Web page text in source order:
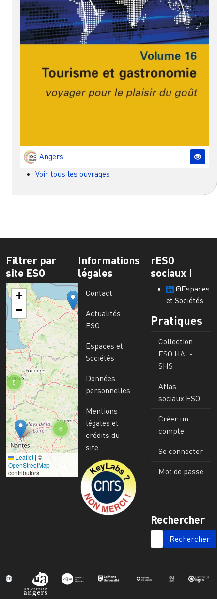
Angers
Voir tous les ouvrages
Filtrer par
site ESO
6
5
+
−
Leaflet | ©
OpenStreetMap
contributors
Informations
légales
Contact
Actualités
ESO
Espaces et
Sociétés
Données
personnelles
Mentions
légales et
crédits du
site
Image
rESO
sociaux !
@Espaces
et Sociétés
Pratiques
Collection
ESO HAL-
SHS
Atlas
sociaux ESO
Créer un
compte
Se connecter
Mot de passe
Rechercher
SEARCH